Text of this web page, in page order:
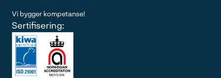
Vi bygger kompetanse!
Sertifisering: